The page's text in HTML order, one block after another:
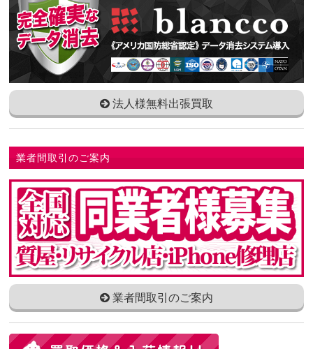
法人様無料出張買取
業者間取引のご案内
業者間取引のご案内